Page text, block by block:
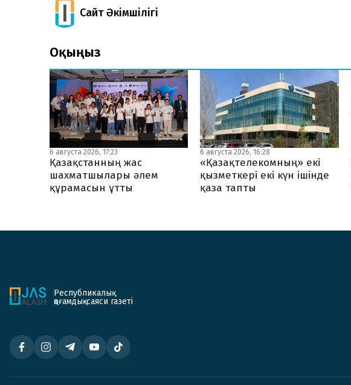
Сайт Әкімшілігі
Оқыңыз
6 августа 2026, 17:23
Қазақстанның жас
шахматшылары әлем
құрамасын ұтты
6 августа 2026, 16:28
«Қазақтелекомның» екі
қызметкері екі күн ішінде
қаза тапты
Республикалық
қоғамдық-саяси газеті